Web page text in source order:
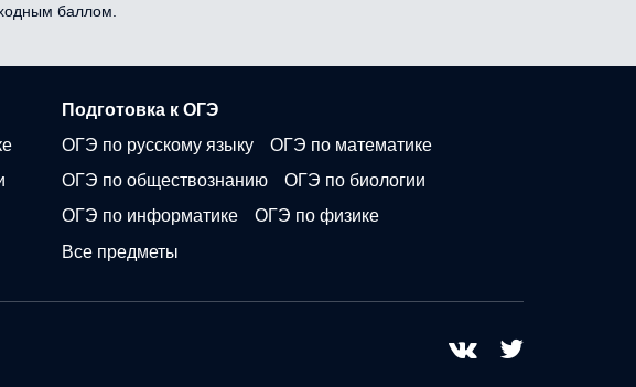
баллом.
Подготовка к ОГЭ
ОГЭ по русскому языку
ОГЭ по математике
ОГЭ по обществознанию
ОГЭ по биологии
ОГЭ по информатике
ОГЭ по физике
Все предметы